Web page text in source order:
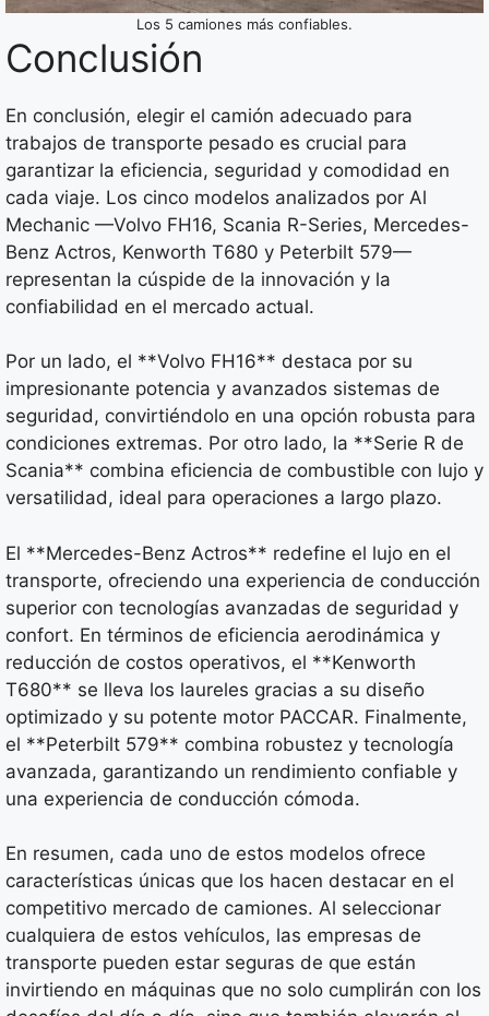
Los 5 camiones más confiables.
Conclusión
En conclusión, elegir el camión adecuado para
trabajos de transporte pesado es crucial para
garantizar la eficiencia, seguridad y comodidad en
cada viaje. Los cinco modelos analizados por Al
Mechanic —Volvo FH16, Scania R-Series, Mercedes-
Benz Actros, Kenworth T680 y Peterbilt 579—
representan la cúspide de la innovación y la
confiabilidad en el mercado actual.
Por un lado, el **Volvo FH16** destaca por su
impresionante potencia y avanzados sistemas de
seguridad, convirtiéndolo en una opción robusta para
condiciones extremas. Por otro lado, la **Serie R de
Scania** combina eficiencia de combustible con lujo y
versatilidad, ideal para operaciones a largo plazo.
El **Mercedes-Benz Actros** redefine el lujo en el
transporte, ofreciendo una experiencia de conducción
superior con tecnologías avanzadas de seguridad y
confort. En términos de eficiencia aerodinámica y
reducción de costos operativos, el **Kenworth
T680** se lleva los laureles gracias a su diseño
optimizado y su potente motor PACCAR. Finalmente,
el **Peterbilt 579** combina robustez y tecnología
avanzada, garantizando un rendimiento confiable y
una experiencia de conducción cómoda.
En resumen, cada uno de estos modelos ofrece
características únicas que los hacen destacar en el
competitivo mercado de camiones. Al seleccionar
cualquiera de estos vehículos, las empresas de
transporte pueden estar seguras de que están
invirtiendo en máquinas que no solo cumplirán con los